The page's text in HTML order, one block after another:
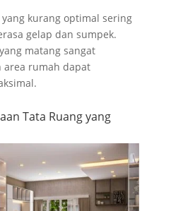
kurang optimal sering
gelap dan sumpek.
matang sangat
rumah dapat
Tata Ruang yang